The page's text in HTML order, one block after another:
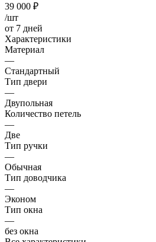
39 000 ₽
/шт
от 7 дней
Характеристики
Материал
—
Стандартный
Тип двери
—
Двупольная
Количество петель
—
Две
Тип ручки
—
Обычная
Тип доводчика
—
Эконом
Тип окна
—
без окна